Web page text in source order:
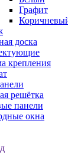
Графит
доска
крепления
решётка
панели
окна